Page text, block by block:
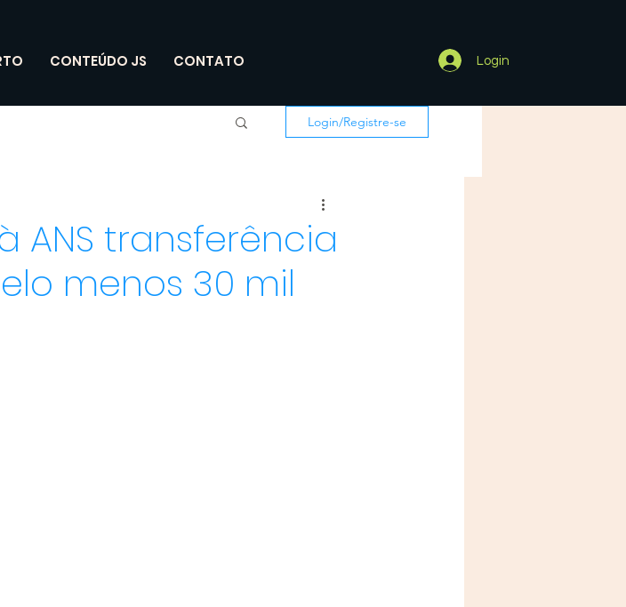
CONTEÚDO JS CONTATO Login
Login/Registre-se
ANS transferência
menos 30 mil